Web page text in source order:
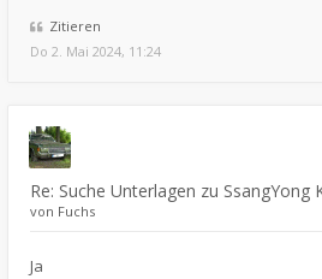
Zitieren
Do 2. Mai 2024, 11:24
Re: Suche Unterlagen zu SsangYong
von Fuchs
Ja